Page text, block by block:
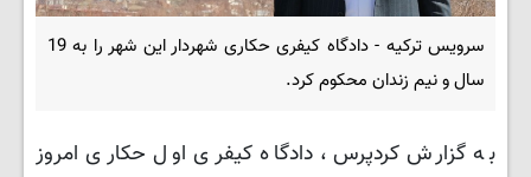
سرویس ترکیه - دادگاه کیفری حکاری شهردار این شهر را به 19
سال و نیم زندان محکوم کرد.
به گزارش کردپرس، دادگاه کیفری اول حکاری امروز